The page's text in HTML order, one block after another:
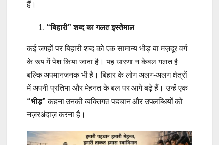
हैं।
“बिहारी” शब्द का गलत इस्तेमाल
कई जगहों पर बिहारी शब्द को एक सामान्य भीड़ या मज़दूर वर्ग
के रूप में पेश किया जाता है। यह धारणा न केवल गलत है
बल्कि अपमानजनक भी है। बिहार के लोग अलग-अलग क्षेत्रों
में अपनी प्रतिभा और मेहनत के बल पर आगे बढ़े हैं। उन्हें एक
“भीड़” कहना उनकी व्यक्तिगत पहचान और उपलब्धियों को
नज़रअंदाज़ करना है।